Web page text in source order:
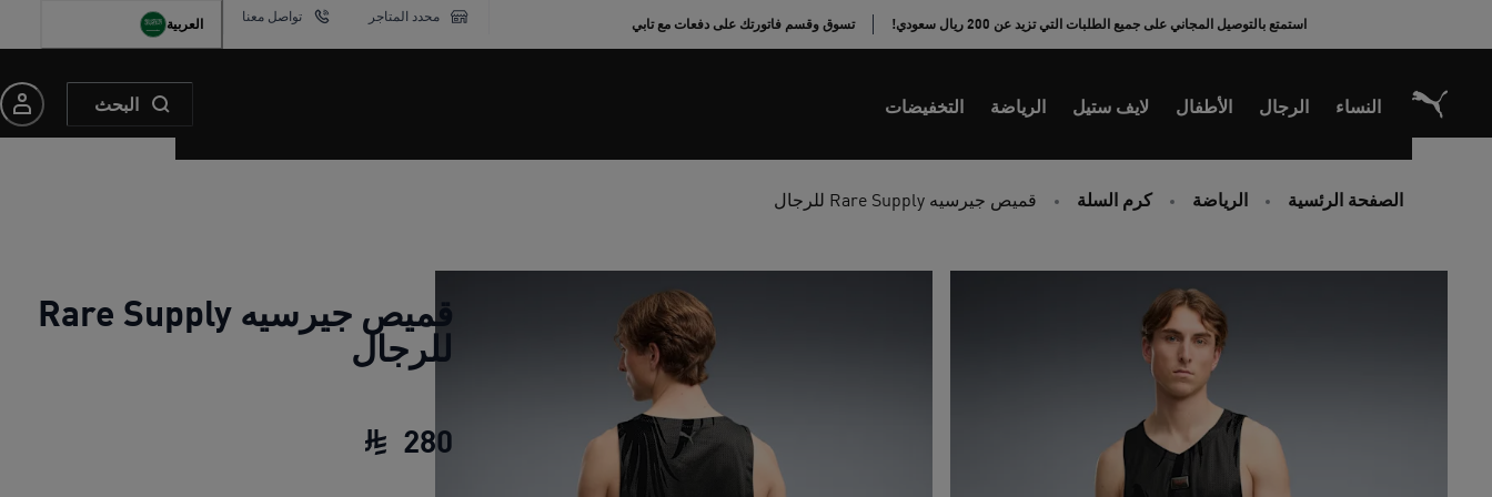
استمتع بالتوصيل المجاني على جميع الطلبات التي تزيد عن 200 ريال سعودي! تسوق وقسم فاتورتك على دفعات مع تابي محدد المتاجر تواصل معنا العربية
النساء الرجال الأطفال لايف ستيل الرياضة التخفيضات البحث
الصفحة الرئسية الرياضة كرم السلة قميص جيرسيه Rare Supply للرجال
قميص جيرسيه Rare Supply
للرجال
280